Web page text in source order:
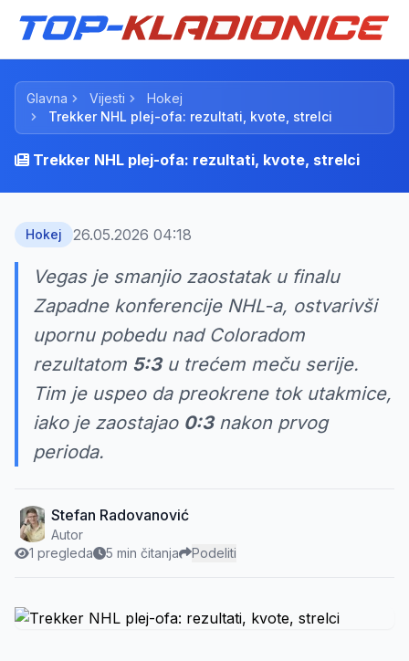
Glavna Vijesti
Hokej
Trekker NHL plej-ofa: rezultati, kvote, strelci
Trekker NHL plej-ofa: rezultati, kvote, strelci
Hokej 26.05.2026 04:18
Vegas je smanjio zaostatak u finalu
Zapadne konferencije NHL-a, ostvarivši
upornu pobedu nad Coloradom
rezultatom 5:3u trećem meču serije.
Tim je uspeo da preokrene tok utakmice,
iako je zaostajao 0:3nakon prvog
perioda.
Stefan Radovanović
Autor
1 pregleda
5 min čitanja Podeliti